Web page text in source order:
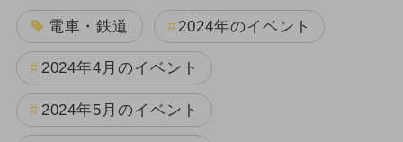
電車・鉄道 2024年のイベント
2024年4月のイベント
2024年5月のイベント